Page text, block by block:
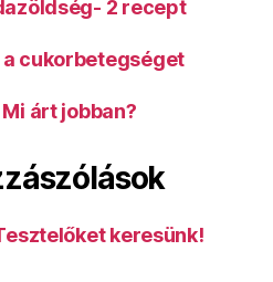
2 recept
cukorbetegséget
árt jobban?
keresünk!